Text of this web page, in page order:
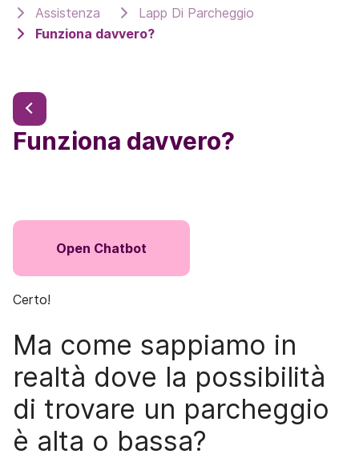
Assistenza
Lapp Di Parcheggio
Funziona davvero?
Funziona davvero?
Open Chatbot
Certo!
Ma come sappiamo in
realtà dove la possibilità
di trovare un parcheggio
è alta o bassa?